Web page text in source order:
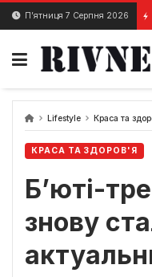
Skip
content
П’ятниця 7 Серпня 2026
19 Лютого, 2024
Lifestyle Краса та
КРАСА ТА ЗДОРОВ'Я
Б’юті-
знову